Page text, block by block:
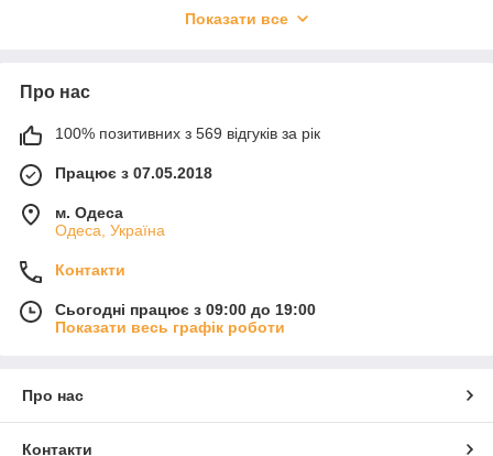
зручний формат для професійної роботи;
консультантів. Завжи раді надати зворотній зв'язок ❤️
Показати все
Про нас
100% позитивних з 569 відгуків за рік
Працює з 07.05.2018
м. Одеса
Одеса, Україна
Контакти
Сьогодні працює з 09:00 до 19:00
Показати весь графік роботи
Про нас
Контакти